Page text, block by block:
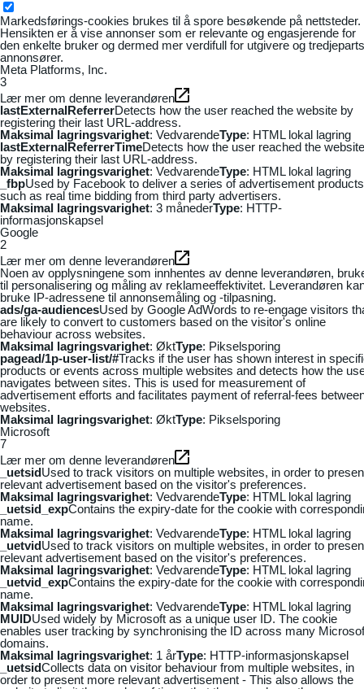
Markedsførings-cookies brukes til å spore besøkende på nettsteder.
Hensikten er å vise annonser som er relevante og engasjerende for
den enkelte bruker og dermed mer verdifull for utgivere og tredjeparts
annonsører.
Meta Platforms, Inc.
3
Lær mer om denne leverandøren
lastExternalReferrerDetects how the user reached the website by
registering their last URL-address.
Maksimal lagringsvarighet: VedvarendeType: HTML lokal lagring
lastExternalReferrerTimeDetects how the user reached the website
by registering their last URL-address.
Maksimal lagringsvarighet: VedvarendeType: HTML lokal lagring
_fbpUsed by Facebook to deliver a series of advertisement products
such as real time bidding from third party advertisers.
Maksimal lagringsvarighet: 3 månederType: HTTP-
informasjonskapsel
Google
2
Lær mer om denne leverandøren
Noen av opplysningene som innhentes av denne leverandøren,
til personalisering og måling av reklameeffektivitet. Leverandøren
bruke IP-adressene til annonsemåling og -tilpasning.
ads/ga-audiencesUsed by Google AdWords to re-engage visitors
are likely to convert to customers based on the visitor's online
behaviour across websites.
Maksimal lagringsvarighet: ØktType: Pikselsporing
pagead/1p-user-list/#Tracks if the user has shown interest in
products or events across multiple websites and detects how the
navigates between sites. This is used for measurement of
advertisement efforts and facilitates payment of referral-fees
websites.
Maksimal lagringsvarighet: ØktType: Pikselsporing
Microsoft
7
Lær mer om denne leverandøren
_uetsidUsed to track visitors on multiple websites, in order to
relevant advertisement based on the visitor's preferences.
Maksimal lagringsvarighet: VedvarendeType: HTML lokal lagring
_uetsid_expContains the expiry-date for the cookie with
name.
Maksimal lagringsvarighet: VedvarendeType: HTML lokal lagring
_uetvidUsed to track visitors on multiple websites, in order to
relevant advertisement based on the visitor's preferences.
Maksimal lagringsvarighet: VedvarendeType: HTML lokal lagring
_uetvid_expContains the expiry-date for the cookie with
name.
Maksimal lagringsvarighet: VedvarendeType: HTML lokal lagring
MUIDUsed widely by Microsoft as a unique user ID. The cookie
enables user tracking by synchronising the ID across many
domains.
Maksimal lagringsvarighet: 1 årType: HTTP-informasjonskapsel
_uetsidCollects data on visitor behaviour from multiple websites, in
order to present more relevant advertisement - This also allows the